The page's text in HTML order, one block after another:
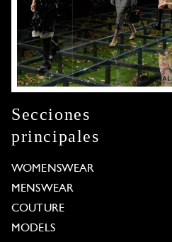
Secciones
principales
WOMENSWEAR
MENSWEAR
COUTURE
MODELS